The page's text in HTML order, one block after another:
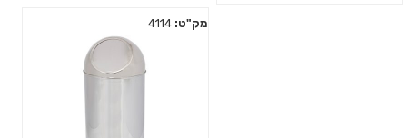
מק"ט: 4114